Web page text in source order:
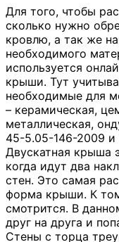
Для того, чтобы
сколько нужно
кровлю, а так же
необходимого
используется
крыши. Тут
необходимые для
– керамическая,
металлическая,
45-5.05-146-2009 и
Двускатная крыша
когда идут два
стен. Это самая
форма крыши. К
смотрится. В
друг на друга и
Стены с торца